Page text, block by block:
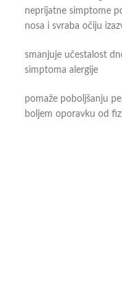
neprijatne simptome
nosa i svraba očiju
smanjuje učestalost
simptoma alergije
pomaže poboljšanju
boljem oporavku od